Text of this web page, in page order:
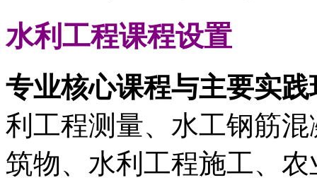
水利工程课程设置
专业核心课程与主要实践
利工程测量、水工钢筋
筑物、水利工程施工、